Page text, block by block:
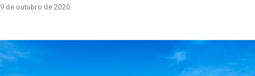
9 de outubro de 2020